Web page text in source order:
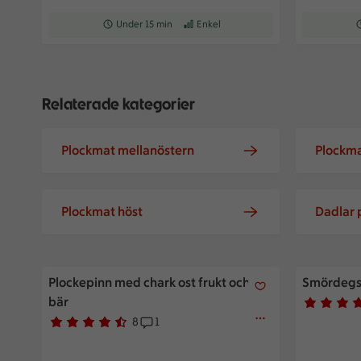
Receptet tar Under 15 min att tillaga
Under 15 min Receptet har Enkel svårighetsgrad
Enkel
Relaterade kategorier
Plockmat mellanöstern
Plockmat höst Dadlar
Plockepinn med chark ost frukt och
bär
Betyg 4.6 av 5. 8
8 personer har röstatReceptet har 1 kommentarer
1
Plockepinn med chark ost frukt och bär
Betyg 4
6